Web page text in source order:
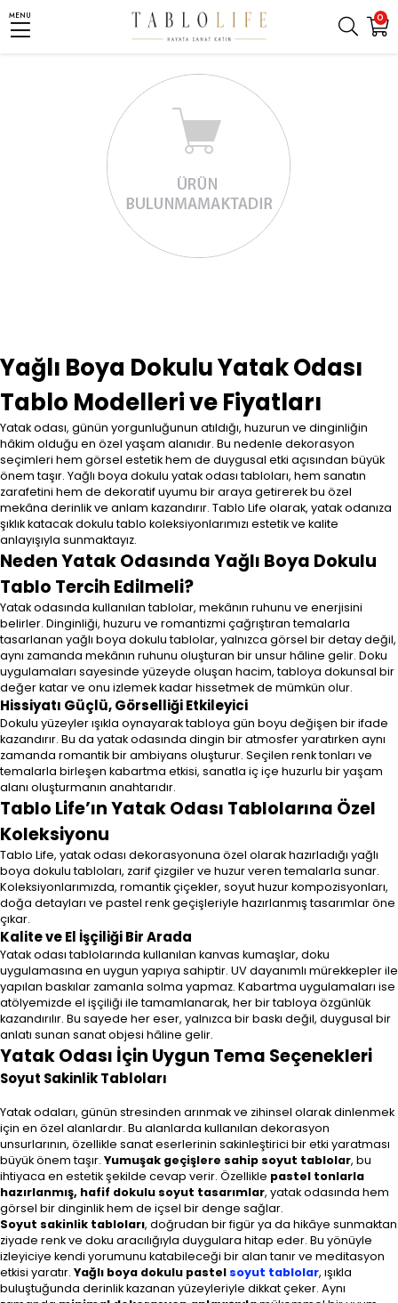
0
MENU
Yağlı Boya Dokulu Yatak Odası
Tablo Modelleri ve Fiyatları
Yatak odası, günün yorgunluğunun atıldığı, huzurun ve dinginliğin
hâkim olduğu en özel yaşam alanıdır. Bu nedenle dekorasyon
seçimleri hem görsel estetik hem de duygusal etki açısından büyük
önem taşır. Yağlı boya dokulu yatak odası tabloları, hem sanatın
zarafetini hem de dekoratif uyumu bir araya getirerek bu özel
mekâna derinlik ve anlam kazandırır. Tablo Life olarak, yatak odanıza
şıklık katacak dokulu tablo koleksiyonlarımızı estetik ve kalite
anlayışıyla sunmaktayız.
Neden Yatak Odasında Yağlı Boya Dokulu
Tablo Tercih Edilmeli?
Yatak odasında kullanılan tablolar, mekânın ruhunu ve enerjisini
belirler. Dinginliği, huzuru ve romantizmi çağrıştıran temalarla
tasarlanan yağlı boya dokulu tablolar, yalnızca görsel bir detay değil,
aynı zamanda mekânın ruhunu oluşturan bir unsur hâline gelir. Doku
uygulamaları sayesinde yüzeyde oluşan hacim, tabloya dokunsal bir
değer katar ve onu izlemek kadar hissetmek de mümkün olur.
Hissiyatı Güçlü, Görselliği Etkileyici
Dokulu yüzeyler ışıkla oynayarak tabloya gün boyu değişen bir ifade
kazandırır. Bu da yatak odasında dingin bir atmosfer yaratırken aynı
zamanda romantik bir ambiyans oluşturur. Seçilen renk tonları ve
temalarla birleşen kabartma etkisi, sanatla iç içe huzurlu bir yaşam
alanı oluşturmanın anahtarıdır.
Tablo Life’ın Yatak Odası Tablolarına Özel
Koleksiyonu
Tablo Life, yatak odası dekorasyonuna özel olarak hazırladığı yağlı
boya dokulu tabloları, zarif çizgiler ve huzur veren temalarla sunar.
Koleksiyonlarımızda, romantik çiçekler, soyut huzur kompozisyonları,
doğa detayları ve pastel renk geçişleriyle hazırlanmış tasarımlar öne
çıkar.
Kalite ve El İşçiliği Bir Arada
Yatak odası tablolarında kullanılan kanvas kumaşlar, doku
uygulamasına en uygun yapıya sahiptir. UV dayanımlı mürekkepler ile
yapılan baskılar zamanla solma yapmaz. Kabartma uygulamaları ise
atölyemizde el işçiliği ile tamamlanarak, her bir tabloya özgünlük
kazandırılır. Bu sayede her eser, yalnızca bir baskı değil, duygusal bir
anlatı sunan sanat objesi hâline gelir.
Yatak Odası İçin Uygun Tema Seçenekleri
Soyut Sakinlik Tabloları
Yatak odaları, günün stresinden arınmak ve zihinsel olarak dinlenmek
için en özel alanlardır. Bu alanlarda kullanılan dekorasyon
unsurlarının, özellikle sanat eserlerinin sakinleştirici bir etki yaratması
büyük önem taşır. Yumuşak geçişlere sahip soyut tablolar, bu
ihtiyaca en estetik şekilde cevap verir. Özellikle pastel tonlarla
hazırlanmış, hafif dokulu soyut tasarımlar, yatak odasında hem
görsel bir dinginlik hem de içsel bir denge sağlar.
Soyut sakinlik tabloları, doğrudan bir figür ya da hikâye sunmaktan
ziyade renk ve doku aracılığıyla duygulara hitap eder. Bu yönüyle
izleyiciye kendi yorumunu katabileceği bir alan tanır ve meditasyon
etkisi yaratır. Yağlı boya dokulu pastel soyut tablolar, ışıkla
buluştuğunda derinlik kazanan yüzeyleriyle dikkat çeker. Aynı